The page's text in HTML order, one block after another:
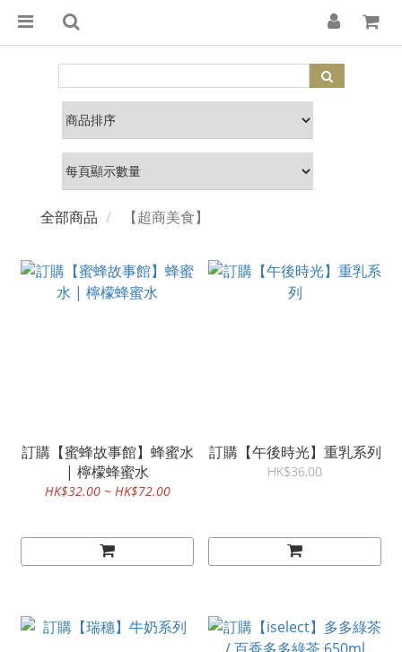
全部商品 【超商美食】
訂購【蜜蜂故事館】蜂蜜水
| 檸檬蜂蜜水
HK$32.00 ~ HK$72.00
訂購【午後時光】重乳系列
HK$36.00